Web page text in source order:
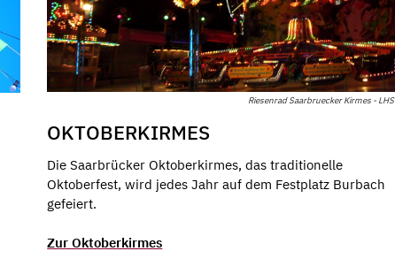
Riesenrad Saarbruecker Kirmes - LHS
OKTOBERKIRMES
Die Saarbrücker Oktoberkirmes, das traditionelle
Oktoberfest, wird jedes Jahr auf dem Festplatz Burbach
gefeiert.
Zur Oktoberkirmes